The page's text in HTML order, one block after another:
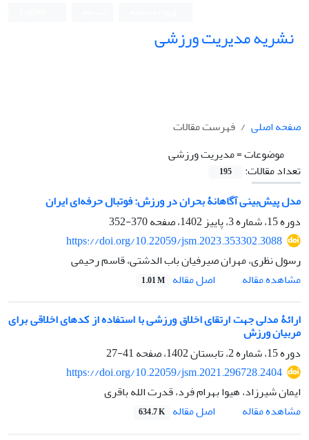
نشریه مدیریت ورزشی
صفحه اصلی
فهرست مقالات
موضوعات =مدیریت ورزشی
تعداد مقالات:
195
مدل پیش‌بینی آگاهانۀ بحران در ورزش: فوتبال حرفه‌ای ایران
دوره 15، شماره 3، پاییز 1402، صفحه
370-352
https://doi.org/10.22059/jsm.2023.353302.3088
رسول نظری، مهران صیرفیان باب الدشتی، قاسم رحیمی
مشاهده مقاله
اصل مقاله 1.01 M
ارائۀ مدلی جهت ارتقای اخلاق ورزشی با استفاده از کدهای اخلاقی برای
مربیان ورزش
دوره 15، شماره 2، تابستان 1402، صفحه
41-27
https://doi.org/10.22059/jsm.2021.296728.2404
ایمان شیرزاد، هیوا بهرام فرد، قدرت الله باقری
مشاهده مقاله
اصل مقاله 634.7 K